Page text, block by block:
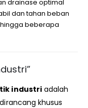
drainase optimal
dan tahan beban
beberapa
industri adalah
khusus